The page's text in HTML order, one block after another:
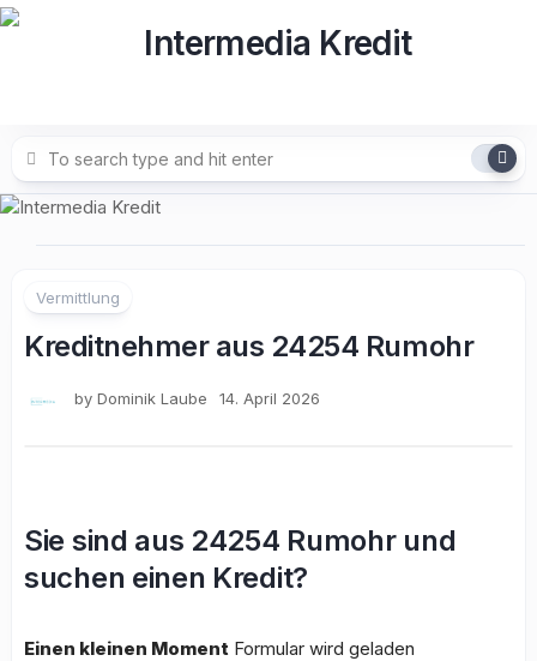
Skip
Vermittlung
Kreditnehmer aus 24254 Rumohr
by Dominik Laube 14. April 2026
Sie sind aus 24254 Rumohr und
suchen einen Kredit?
Einen kleinen Moment Formular wird geladen